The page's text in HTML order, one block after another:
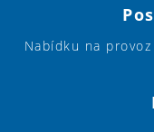
Nabídku na